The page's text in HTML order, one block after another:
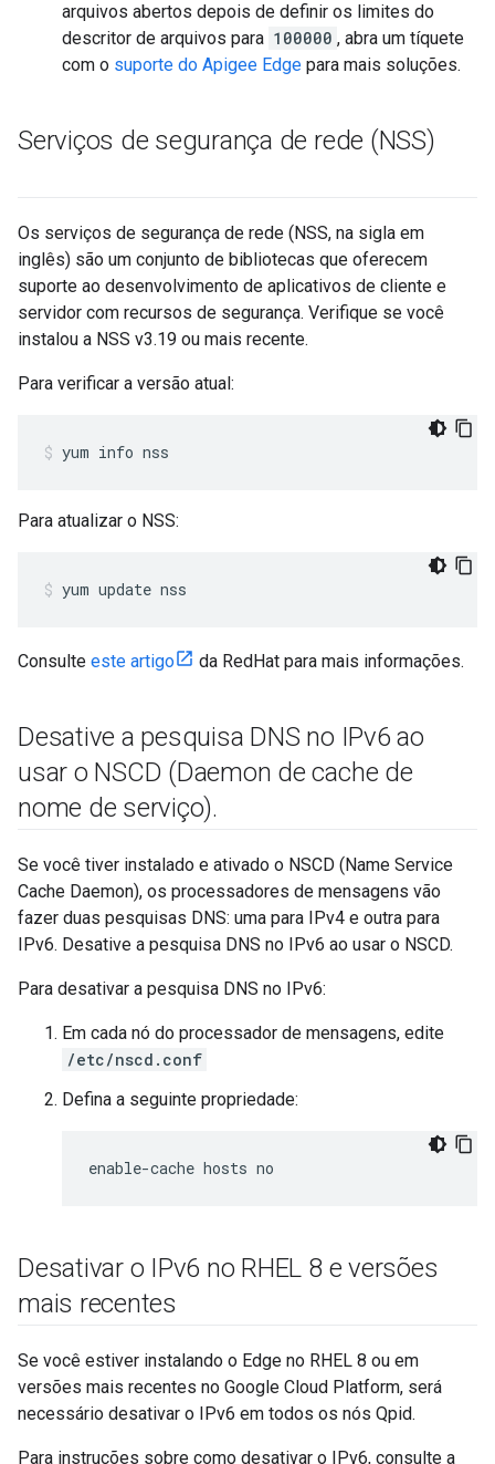
arquivos abertos depois de definir os limites do
descritor de arquivos para 100000 , abra um tíquete
com o suporte do Apigee Edge para mais soluções.
Serviços de segurança de rede (NSS)
Os serviços de segurança de rede (NSS, na sigla em
inglês) são um conjunto de bibliotecas que oferecem
suporte ao desenvolvimento de aplicativos de cliente e
servidor com recursos de segurança. Verifique se você
instalou a NSS v3.19 ou mais recente.
Para verificar a versão atual:
yum info nss
Para atualizar o NSS:
yum update nss
Consulte este artigo da RedHat para mais informações.
Desative a pesquisa DNS no IPv6 ao
usar o NSCD (Daemon de cache de
nome de serviço).
Se você tiver instalado e ativado o NSCD (Name Service
Cache Daemon), os processadores de mensagens vão
fazer duas pesquisas DNS: uma para IPv4 e outra para
IPv6. Desative a pesquisa DNS no IPv6 ao usar o NSCD.
Para desativar a pesquisa DNS no IPv6:
Em cada nó do processador de mensagens, edite
/etc/nscd.conf
Defina a seguinte propriedade:
enable-cache hosts no
Desativar o IPv6 no RHEL 8 e versões
mais recentes
Se você estiver instalando o Edge no RHEL 8 ou em
versões mais recentes no Google Cloud Platform, será
necessário desativar o IPv6 em todos os nós Qpid.
Para instruções sobre como desativar o IPv6, consulte a